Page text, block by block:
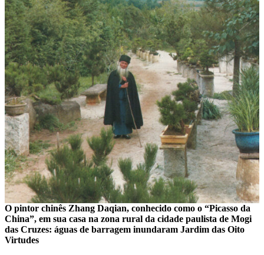
O pintor chinês Zhang Daqian, conhecido como o “Picasso da
China”, em sua casa na zona rural da cidade paulista de Mogi
das Cruzes: águas de barragem inundaram Jardim das Oito
Virtudes